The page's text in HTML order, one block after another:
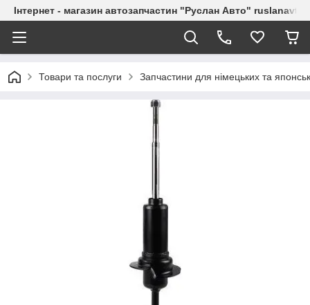
Інтернет - магазин автозапчастин "Руслан Авто"
Товари та послуги Запчастини для німецьких та